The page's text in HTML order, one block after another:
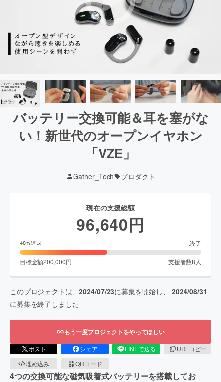
バッテリー交換可能＆耳を塞がな
い！新世代のオープンイヤホン
「VZE」
Gather_Tech プロダクト
現在の支援総額
96,640円
48%達成 終了
目標金額200,000円 支援者数8 人
このプロジェクトは、 2024/07/23に募集を開始し、 2024/08/31
に募集を終了しました
もう一度プロジェクトをやってほしい
ポスト シェア LINEで送る
URLコピー
埋め込み
QRコード
4つの交換可能な磁気吸着式バッテリーを搭載してお